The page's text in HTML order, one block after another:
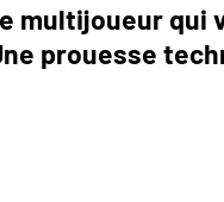
multijoueur qui
prouesse